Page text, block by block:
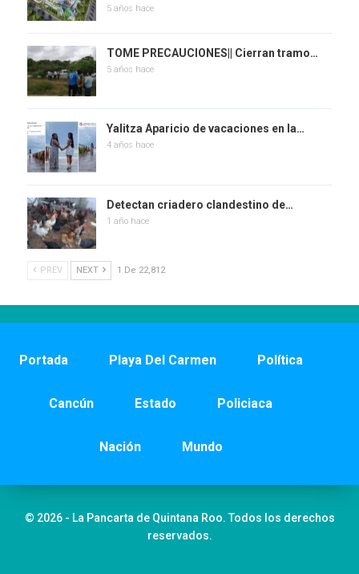
5 años hace
TOME PRECAUCIONES|| Cierran tramo…
5 años hace
Yalitza Aparicio de vacaciones en la…
4 años hace
Detectan criadero clandestino de…
1 año hace
PREV NEXT 1 De 22,812
Portada Playa Del Carmen Política
Cancún Estado Policiaca
Nación Mundo
© 2026 - La Pancarta de Quintana Roo. Todos los derechos
reservados.